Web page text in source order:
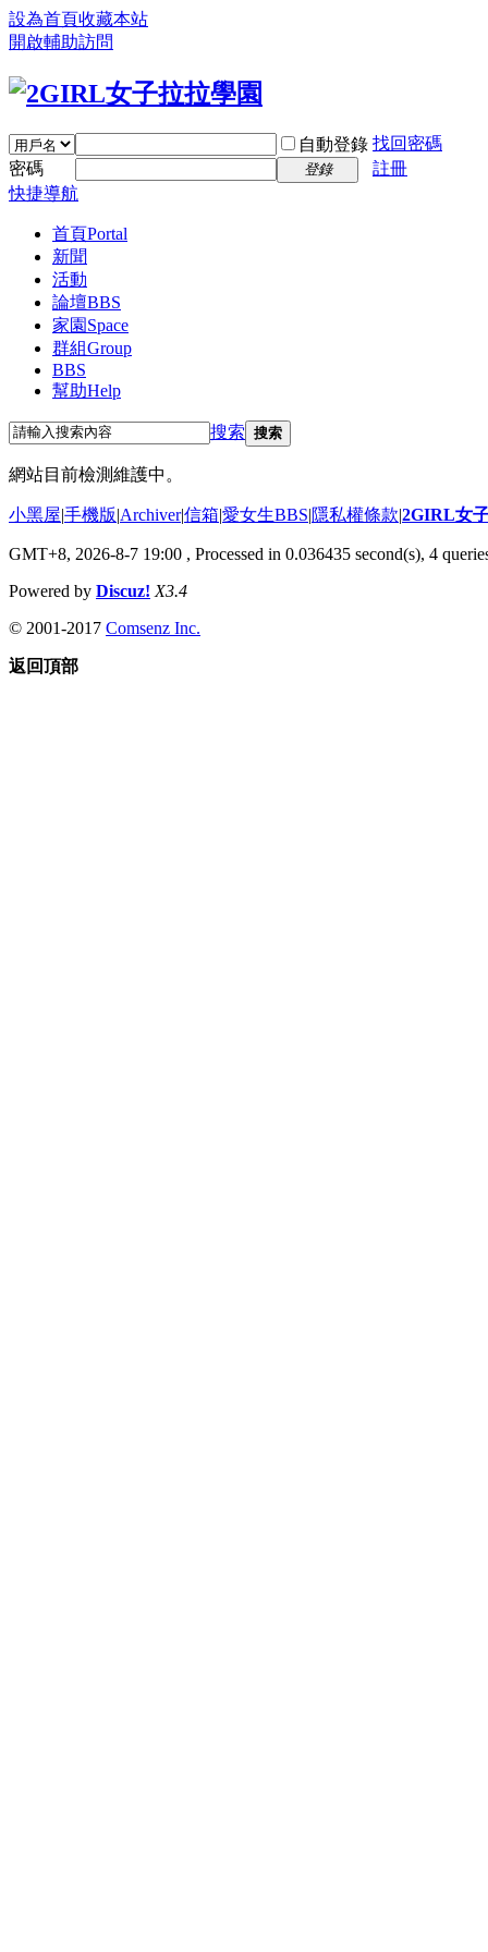
設為首頁收藏本站
開啟輔助訪問
自動登錄 找回密碼
密碼
登錄
註冊
快捷導航
首頁Portal
新聞
活動
論壇BBS
家園 Space
群組Group
BBS
幫助Help
搜索 搜索
網站目前檢測維護中。
小黑屋|手機版|Archiver|信箱|愛女生BBS|隱私權條款|2GIRL女
GMT+8, 2026-8-7 19:00 , Processed in 0.036435 second(s), 4
Powered by Discuz! X3.4
© 2001-2017 Comsenz Inc.
返回頂部